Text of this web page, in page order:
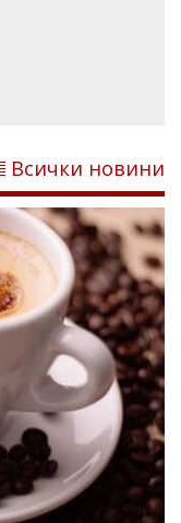
Всички новини